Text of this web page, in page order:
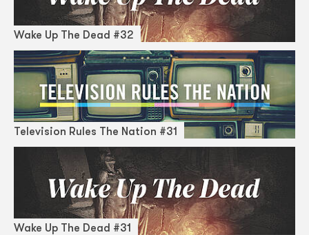
Wake Up The Dead #32
Television Rules The Nation #31
Wake Up The Dead #31